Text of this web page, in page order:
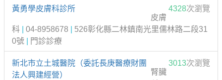
黃勇學皮膚科診所 4328次瀏覽
皮膚
科
04-8958678
526彰化縣二林鎮南光里儒林路二段31
0號
門診診療
新北市立土城醫院（委託長庚醫療財團
法人興建經營）
3013次瀏覽
腎臟